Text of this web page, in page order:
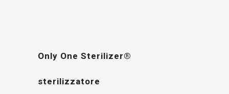
Only One Sterilizer®
sterilizzatore